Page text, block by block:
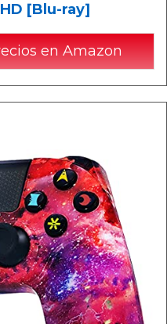
[Blu-ray]
en Amazon